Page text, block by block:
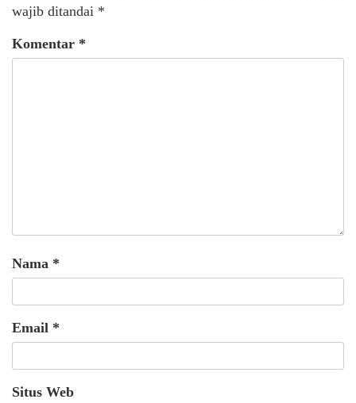
wajib ditandai *
Komentar *
Nama *
Email *
Situs Web